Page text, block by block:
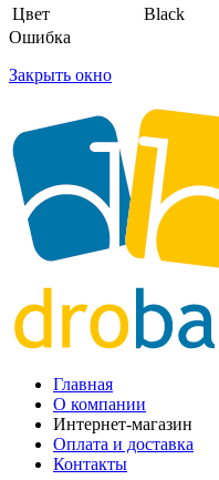
Цвет
Black
Ошибка
Закрыть окно
Главная
О компании
Интернет-магазин
Оплата и доставка
Контакты